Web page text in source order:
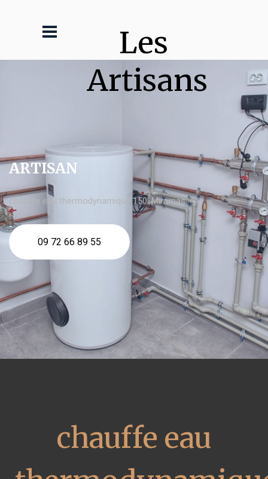
Les
Artisans
ARTISAN
chauffe eau thermodynamique 150l Miramas
09 72 66 89 55
chauffe eau